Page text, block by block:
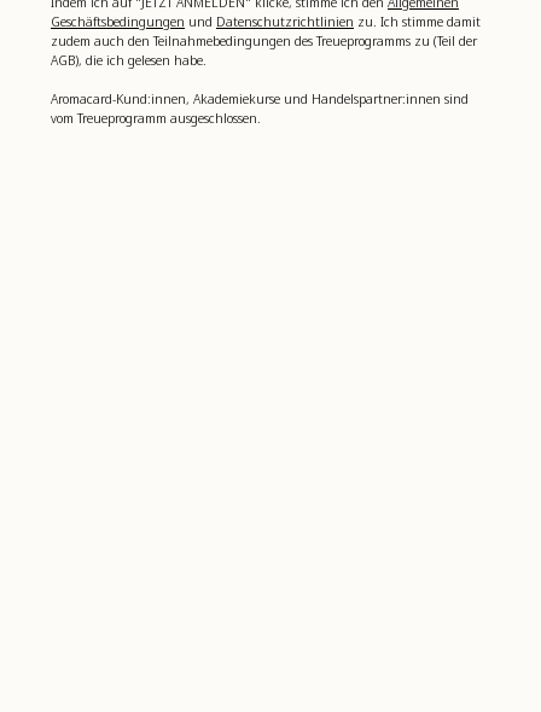
Geschäftsbedingungen und Datenschutzrichtlinien zu. Ich stimme damit
zudem auch den Teilnahmebedingungen des Treueprogramms zu (Teil der
AGB), die ich gelesen habe.
Aromacard-Kund:innen, Akademiekurse und Handelspartner:innen sind
vom Treueprogramm ausgeschlossen.